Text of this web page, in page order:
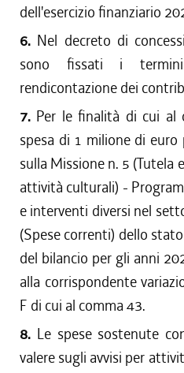
dell'esercizio finanziario
6. Nel decreto di
sono fissati i
rendicontazione dei
7. Per le finalità di cui al
spesa di 1 milione di
sulla Missione n. 5 (Tutela
attività culturali) -
e interventi diversi nel
(Spese correnti) dello
del bilancio per gli anni
alla corrispondente
F di cui al comma 43.
8. Le spese sostenute
valere sugli avvisi per